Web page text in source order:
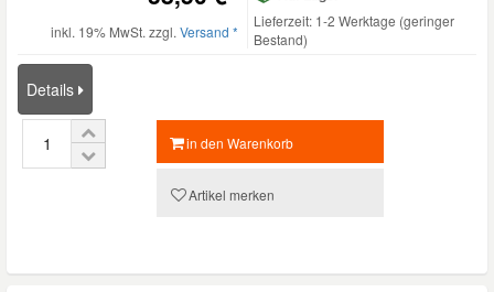
inkl. 19% MwSt. zzgl. Versand *
Lieferzeit: 1-2 Werktage (geringer
Bestand)
Details
in den Warenkorb
Artikel merken